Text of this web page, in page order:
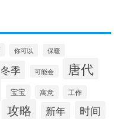
你可以 保暖
冬季 可能会 唐代
宝宝 寓意 工作
攻略 新年 时间